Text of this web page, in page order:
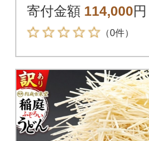
kd-110412
寄付金額 114,000円
（0件）